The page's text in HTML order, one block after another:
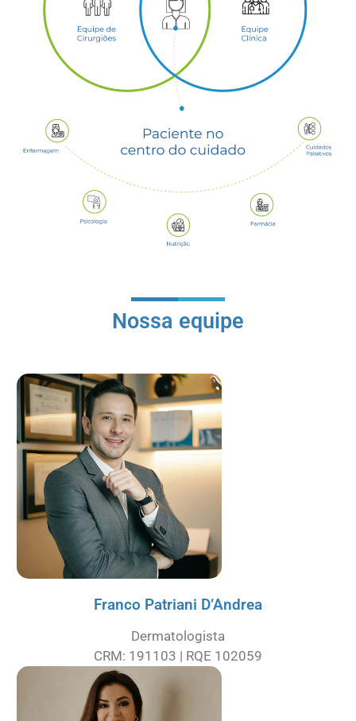
Nossa equipe
Franco Patriani D’Andrea
Dermatologista
CRM: 191103 | RQE 102059